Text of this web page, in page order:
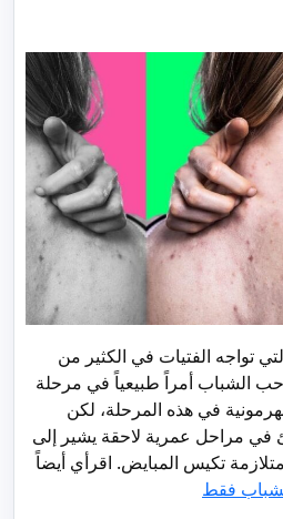
تواجه الفتيات في الكثير من
حب الشباب أمراً طبيعياً في مرحلة
في هذه المرحلة، لكن
مراحل عمرية لاحقة يشير إلى
تكيس المبايض. اقرأي أيضاً
فقط